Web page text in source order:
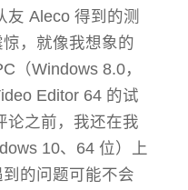
友 Aleco 得到的测
，就像我想象的
（Windows 8.0，
Editor 64 的试
论之前，我还在我
10、64 位）上
的问题可能不会